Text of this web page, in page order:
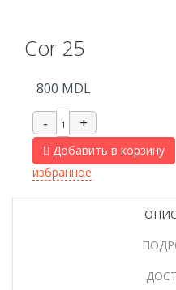
Cor 25
800 MDL
Добавить в корзину
избранное